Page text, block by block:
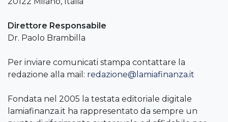
Direttore Responsabile
Dr. Paolo Brambilla
Per inviare comunicati stampa contattare la
redazione alla mail: redazione@lamiafinanza.it
Fondata nel 2005 la testata editoriale digitale
lamiafinanza.it ha rappresentato da sempre un